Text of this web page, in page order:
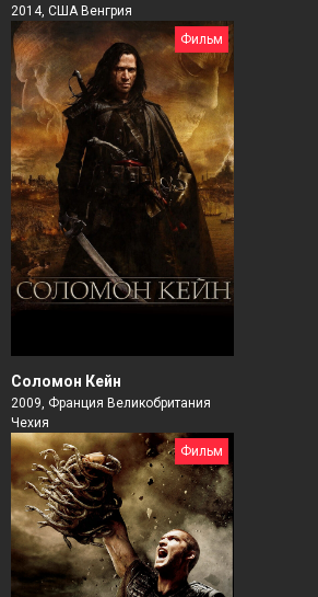
2014, США Венгрия
Фильм
Соломон Кейн
2009, Франция Великобритания
Чехия
Фильм